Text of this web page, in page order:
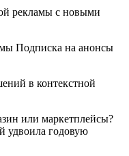
рекламы с новыми
Подписка на анонсы
в контекстной
или маркетплейсы?
удвоила годовую